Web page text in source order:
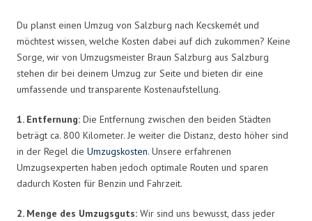
Du planst einen Umzug von Salzburg nach Kecskemét und
möchtest wissen, welche Kosten dabei auf dich zukommen? Keine
Sorge, wir von Umzugsmeister Braun Salzburg aus Salzburg
stehen dir bei deinem Umzug zur Seite und bieten dir eine
umfassende und transparente Kostenaufstellung.
1. Entfernung: Die Entfernung zwischen den beiden Städten
beträgt ca. 800 Kilometer. Je weiter die Distanz, desto höher sind
in der Regel die Umzugskosten. Unsere erfahrenen
Umzugsexperten haben jedoch optimale Routen und sparen
dadurch Kosten für Benzin und Fahrzeit.
2. Menge des Umzugsguts: Wir sind uns bewusst, dass jeder